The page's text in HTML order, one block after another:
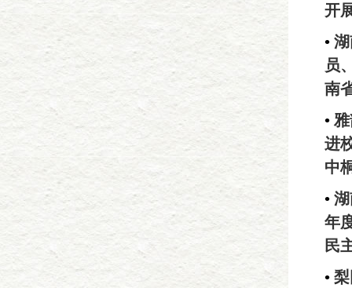
开
•
员
南
•
进
中
•
年
民
•